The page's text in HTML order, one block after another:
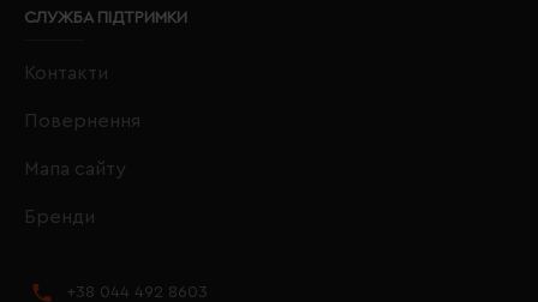
СЛУЖБА ПІДТРИМКИ
Контакти
Повернення
Мапа сайту
Бренди
+38 044 492 8603